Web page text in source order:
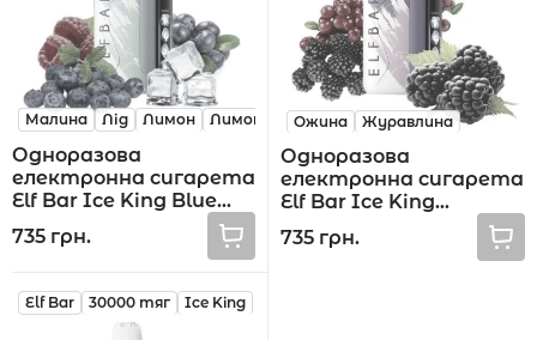
Малина Лід Лимон Лимонад
Одноразова
електронна сигарета
Elf Bar Ice King Blue
Razz Ice 30000 тяг
735 грн.
Ожина Журавлина
Одноразова
електронна сигарета
Elf Bar Ice King
Blackberry Cranberry
30000 тяг
735 грн.
Elf Bar 30000 тяг Ice King